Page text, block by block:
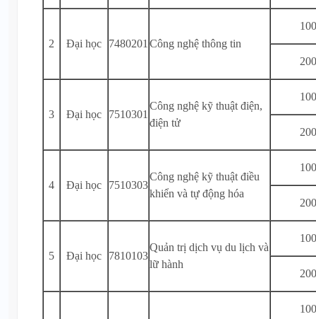
2 Đại học 7480201 Công nghệ thông tin
100
200
3 Đại học 7510301
Công nghệ kỹ thuật điện,
điện tử
100
200
4 Đại học 7510303
Công nghệ kỹ thuật điều
khiển và tự động hóa
100
200
5 Đại học 7810103
Quản trị dịch vụ du lịch và
lữ hành
100
200
100